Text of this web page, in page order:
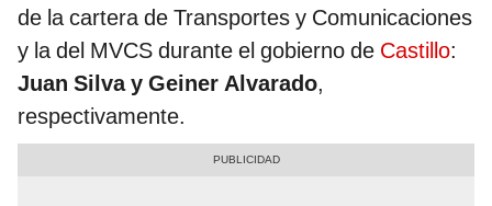
de la cartera de Transportes y Comunicaciones
y la del MVCS durante el gobierno de Castillo:
Juan Silva y Geiner Alvarado,
respectivamente.